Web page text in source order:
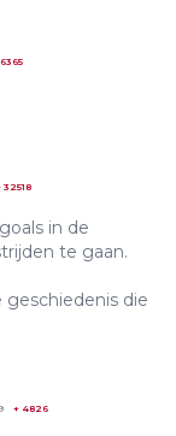
6365
32518
in de
te gaan.
die
+ 4826